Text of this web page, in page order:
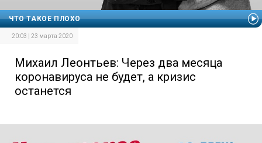
ЧТО ТАКОЕ ПЛОХО
20:03 | 23 марта 2020
Михаил Леонтьев: Через два месяца
коронавируса не будет, а кризис
останется